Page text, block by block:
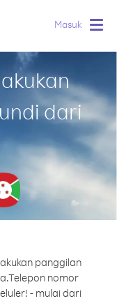
Masuk
dari
panggilan
Telepon nomor
- mulai dari